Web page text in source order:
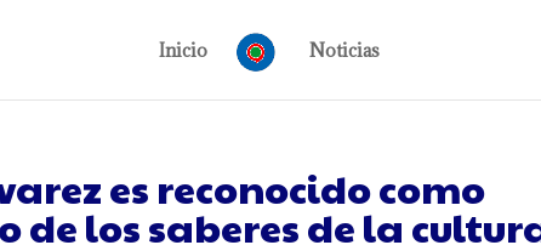
Inicio Noticias
es reconocido como
de los saberes de la